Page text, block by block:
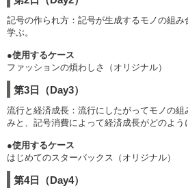
記号の作られ方：記号が生成するモノの組
学ぶ。
●使用するケース
ファッションの煩わしさ（オリジナル）
第3日（Day3）
流行と経済成長：流行にしたがってモノの組
みと、記号消費によって経済成長がどのよ
●使用するケース
はじめてのスターバックス（オリジナル）
第4日（Day4）